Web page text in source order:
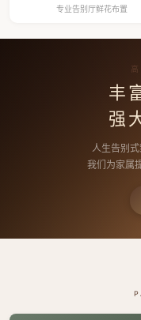
专业告别厅鲜花布置
丰
强
人生告别
我们为家属